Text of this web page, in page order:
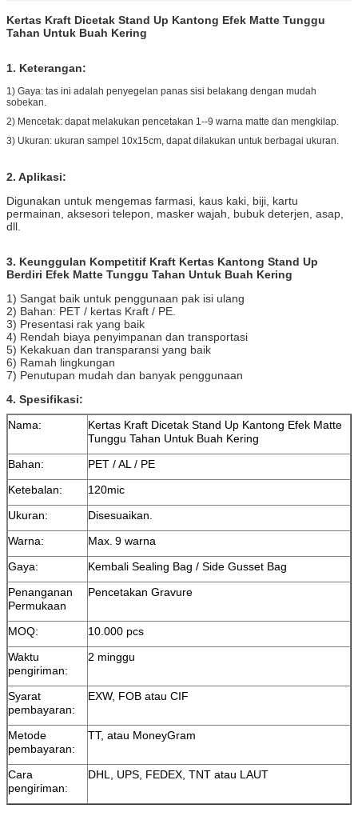
Kertas Kraft Dicetak Stand Up Kantong Efek Matte Tunggu
Tahan Untuk Buah Kering
1. Keterangan:
1) Gaya: tas ini adalah penyegelan panas sisi belakang dengan mudah
sobekan.
2) Mencetak: dapat melakukan pencetakan 1--9 warna matte dan mengkilap.
3) Ukuran: ukuran sampel 10x15cm, dapat dilakukan untuk berbagai ukuran.
2. Aplikasi:
Digunakan untuk mengemas farmasi, kaus kaki, biji, kartu
permainan, aksesori telepon, masker wajah, bubuk deterjen, asap,
dll.
3. Keunggulan Kompetitif Kraft Kertas Kantong Stand Up
Berdiri Efek Matte Tunggu Tahan Untuk Buah Kering
1) Sangat baik untuk penggunaan pak isi ulang
2) Bahan: PET / kertas Kraft / PE.
3) Presentasi rak yang baik
4) Rendah biaya penyimpanan dan transportasi
5) Kekakuan dan transparansi yang baik
6) Ramah lingkungan
7) Penutupan mudah dan banyak penggunaan
4. Spesifikasi:
Nama:
Kertas Kraft Dicetak Stand Up Kantong Efek Matte
Tunggu Tahan Untuk Buah Kering
Bahan:
PET / AL / PE
Ketebalan:
120mic
Ukuran:
Disesuaikan.
Warna:
Max. 9 warna
Gaya:
Kembali Sealing Bag / Side Gusset Bag
Penanganan
Permukaan
Pencetakan Gravure
MOQ:
10.000 pcs
Waktu
pengiriman:
2 minggu
Syarat
pembayaran:
EXW, FOB atau CIF
Metode
pembayaran:
TT, atau MoneyGram
Cara
pengiriman:
DHL, UPS, FEDEX, TNT atau LAUT